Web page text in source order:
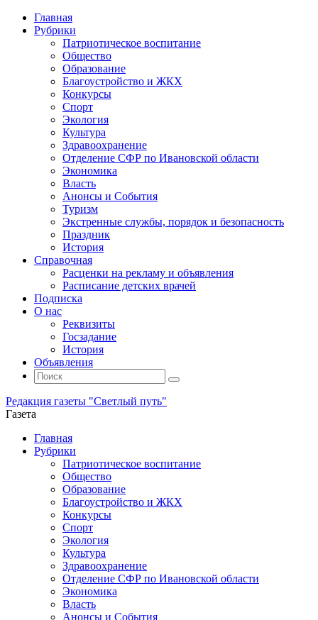
Главная
Рубрики
Патриотическое воспитание
Общество
Образование
Благоустройство и ЖКХ
Конкурсы
Спорт
Экология
Культура
Здравоохранение
Отделение СФР по Ивановской области
Экономика
Власть
Анонсы и События
Туризм
Экстренные службы, порядок и безопасность
Праздник
История
Справочная
Расценки на рекламу и объявления
Расписание детских врачей
Подписка
О нас
Реквизиты
Госзадание
История
Объявления
Поиск
Искать:
Поиск
Редакция газеты "Светлый путь"
Газета
Промотать
содержимому
Главная
Рубрики
Патриотическое воспитание
Общество
Образование
Благоустройство и ЖКХ
Конкурсы
Спорт
Экология
Культура
Здравоохранение
Отделение СФР по Ивановской области
Экономика
Власть
Анонсы и События